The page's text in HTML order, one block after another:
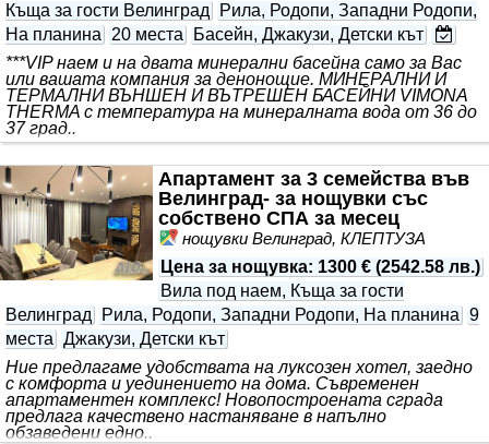
Къща за гости Велинград
Рила, Родопи, Западни Родопи,
На планина
20 места
Басейн, Джакузи, Детски кът
***VIP наем и на двата минерални басейна само за Вас
или вашата компания за денонощие. МИНЕРАЛНИ И
ТЕРМАЛНИ ВЪНШЕН И ВЪТРЕШЕН БАСЕЙНИ VIMONA
THERMA с температура на минералната вода от 36 до
37 град..
Апартамент за 3 семейства във
Велинград- за нощувки със
собствено СПА за месец
нощувки Велинград, КЛЕПТУЗА
Цена за нощувка: 1300 € (2542.58 лв.)
Вила под наем, Къща за гости
Велинград
Рила, Родопи, Западни Родопи, На планина 9
места Джакузи, Детски кът
Ние предлагаме удобствата на луксозен хотел, заедно
с комфорта и уединението на дома. Съвременен
апартаментен комплекс! Новопостроената сграда
предлага качествено настаняване в напълно
обзаведени едно..